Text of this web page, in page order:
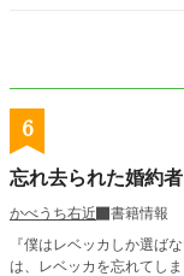
6
忘れ去られた婚約者
かべうち右近
書籍情報
『僕はレベッカしか選ば
は、レベッカを忘れてしまった。 レベッカは、王太子サイラス